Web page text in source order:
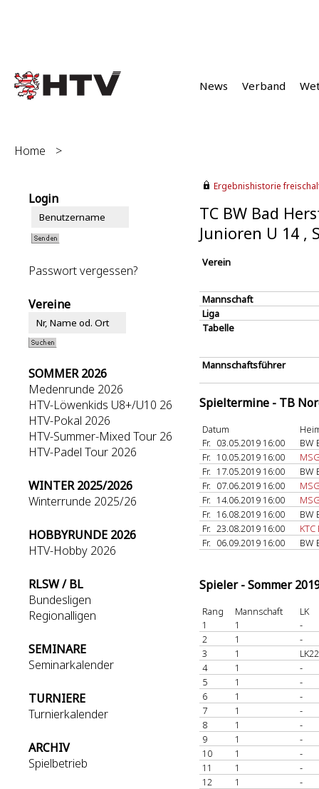
News Verband
Home >
Login
Passwort vergessen?
Vereine
SOMMER 2026
Medenrunde 2026
HTV-Löwenkids U8+/U10 26
HTV-Pokal 2026
HTV-Summer-Mixed Tour 26
HTV-Padel Tour 2026
WINTER 2025/2026
Winterrunde 2025/26
HOBBYRUNDE 2026
HTV-Hobby 2026
RLSW / BL
Bundesligen
Regionalligen
SEMINARE
Seminarkalender
TURNIERE
Turnierkalender
ARCHIV
Spielbetrieb
Ergebnishistorie
TC BW Bad
Junioren U 14 ,
Verein
Mannschaft
Liga
Tabelle
Mannschaftsführer
Spieltermine - TB
Datum
Fr. 03.05.2019 16:00
BW
Fr. 10.05.2019 16:00
Fr. 17.05.2019 16:00
BW
Fr. 07.06.2019 16:00
Fr. 14.06.2019 16:00
Fr. 16.08.2019 16:00
BW
Fr. 23.08.2019 16:00
Fr. 06.09.2019 16:00 BW
Spieler - Sommer
Rang Mannschaft
LK
1
1
-
2
1
-
3
1
4
1
-
5
1
-
6
1
-
7
1
-
8
1
-
9
1
-
10
1
-
11
1
-
12
1
-